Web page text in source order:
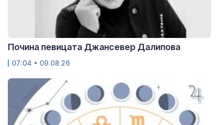
Почина певицата Джансевер Далипова
07:04 • 09.08.26